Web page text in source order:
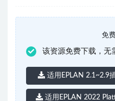
免
该资源免费下载，无
适用EPLAN 2.1~2.9
适用EPLAN 2022